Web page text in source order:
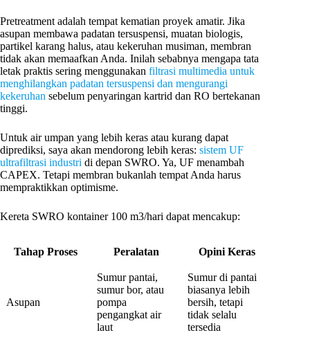
Pretreatment adalah tempat kematian proyek amatir. Jika
asupan membawa padatan tersuspensi, muatan biologis,
partikel karang halus, atau kekeruhan musiman, membran
tidak akan memaafkan Anda. Inilah sebabnya mengapa tata
letak praktis sering menggunakan filtrasi multimedia untuk
menghilangkan padatan tersuspensi dan mengurangi
kekeruhan sebelum penyaringan kartrid dan RO bertekanan
tinggi.
Untuk air umpan yang lebih keras atau kurang dapat
diprediksi, saya akan mendorong lebih keras: sistem UF
ultrafiltrasi industri di depan SWRO. Ya, UF menambah
CAPEX. Tetapi membran bukanlah tempat Anda harus
mempraktikkan optimisme.
Kereta SWRO kontainer 100 m3/hari dapat mencakup:
Tahap Proses Peralatan Opini Keras
Asupan
Sumur pantai,
sumur bor, atau
pompa
pengangkat air
laut
Sumur di pantai
biasanya lebih
bersih, tetapi
tidak selalu
tersedia